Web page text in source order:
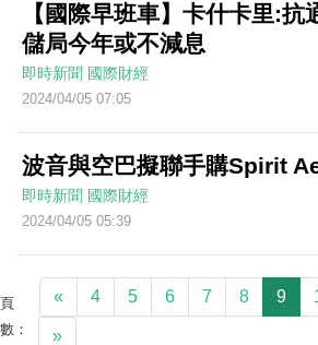
【國際早班車】卡什卡里:抗
儲局今年或不減息
即時新聞 國際財經
2024/04/05 07:05
波音與空巴擬聯手購Spirit
即時新聞 國際財經
2024/04/05 05:39
頁
數：
« 4 5 6 7 8 9
»